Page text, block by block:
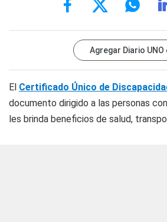
Agregar Diario UNO
El Certificado Único de
documento dirigido a las personas
les brinda beneficios de salud,